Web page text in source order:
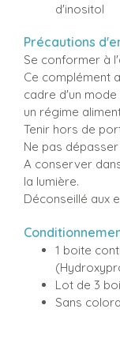
d'inositol
Précautions
Se conformer à
Ce complément
cadre d'un
un régime
Tenir hors de
Ne pas
A conserver
la lumière.
Déconseillé aux
1 boite
Lot de 3
Sans